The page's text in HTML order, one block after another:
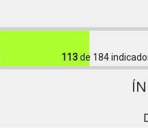
113de 184